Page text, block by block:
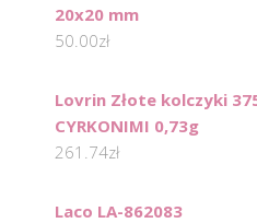
20x20 mm
50.00zł
Lovrin Złote kolczyki
CYRKONIMI 0,73g
261.74zł
Laco LA-862083